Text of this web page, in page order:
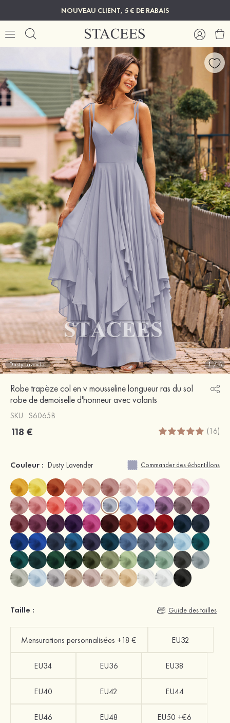
NOUVEAU CLIENT, 5 € DE RABAIS
Dusty Lavender 1/6
Robe trapèze col en v mousseline longueur ras du sol
robe de demoiselle d'honneur avec volants
SKU : S6065B
118 € (16)
Couleur : Dusty Lavender Commander des échantillons
Taille : Guide des tailles
Mensurations personnalisées +18 € EU32
EU34 EU36 EU38
EU40 EU42 EU44
EU46 EU48 EU50 +€6